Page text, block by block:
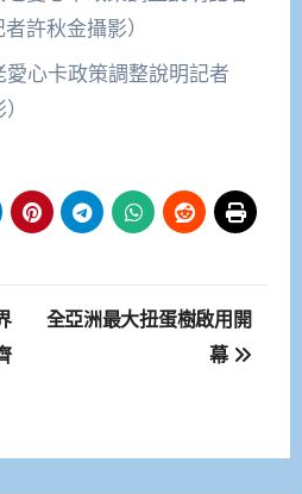
許秋金攝影）
心卡政策調整說明記者
全亞洲最大扭蛋樹啟用開
幕